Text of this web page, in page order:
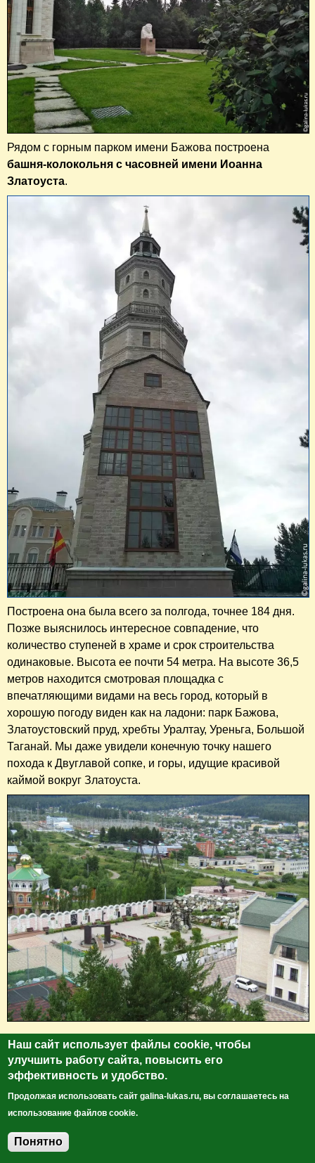
Рядом с горным парком имени Бажова построена
башня-колокольня с часовней имени Иоанна
Златоуста.
Построена она была всего за полгода, точнее 184 дня.
Позже выяснилось интересное совпадение, что
количество ступеней в храме и срок строительства
одинаковые. Высота ее почти 54 метра. На высоте 36,5
метров находится смотровая площадка с
впечатляющими видами на весь город, который в
хорошую погоду виден как на ладони: парк Бажова,
Златоустовский пруд, хребты Уралтау, Уреньга, Большой
Таганай. Мы даже увидели конечную точку нашего
похода к Двуглавой сопке, и горы, идущие красивой
каймой вокруг Златоуста.
Наш сайт использует файлы cookie, чтобы
улучшить работу сайта, повысить его
эффективность и удобство.
Продолжая использовать сайт galina-lukas.ru, вы соглашаетесь на
использование файлов cookie.
Понятно